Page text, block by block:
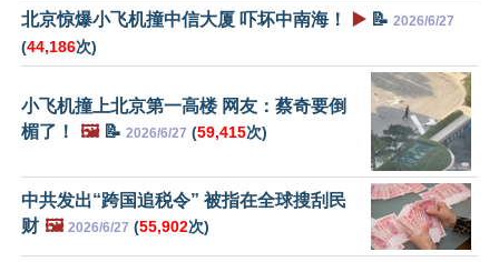
北京惊爆小飞机撞中信大厦 吓坏中南海！ ▶️ 📝 2026/6/27
(44,186次)
小飞机撞上北京第一高楼 网友：蔡奇要倒
楣了！
🖼️📝 2026/6/27 (59,415次)
中共发出“跨国追税令” 被指在全球搜刮民
财 🖼️ 2026/6/27 (55,902次)